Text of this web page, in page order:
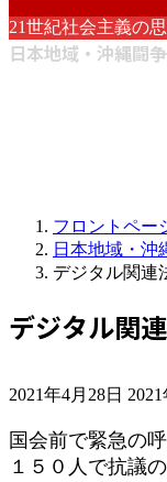
21世紀社会主義の
日本地域・沖縄闘争
フロントペー
日本地域・沖
デジタル関連
デジタル関
2021年4月28日 終
新
日
国会前で緊急の
１５０人で抗議